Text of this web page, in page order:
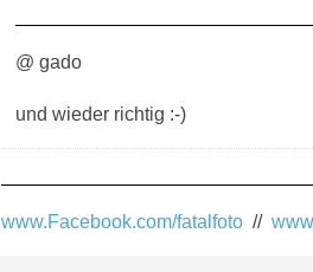
@ gado
und wieder richtig :-)
www.Facebook.com/fatalfoto//